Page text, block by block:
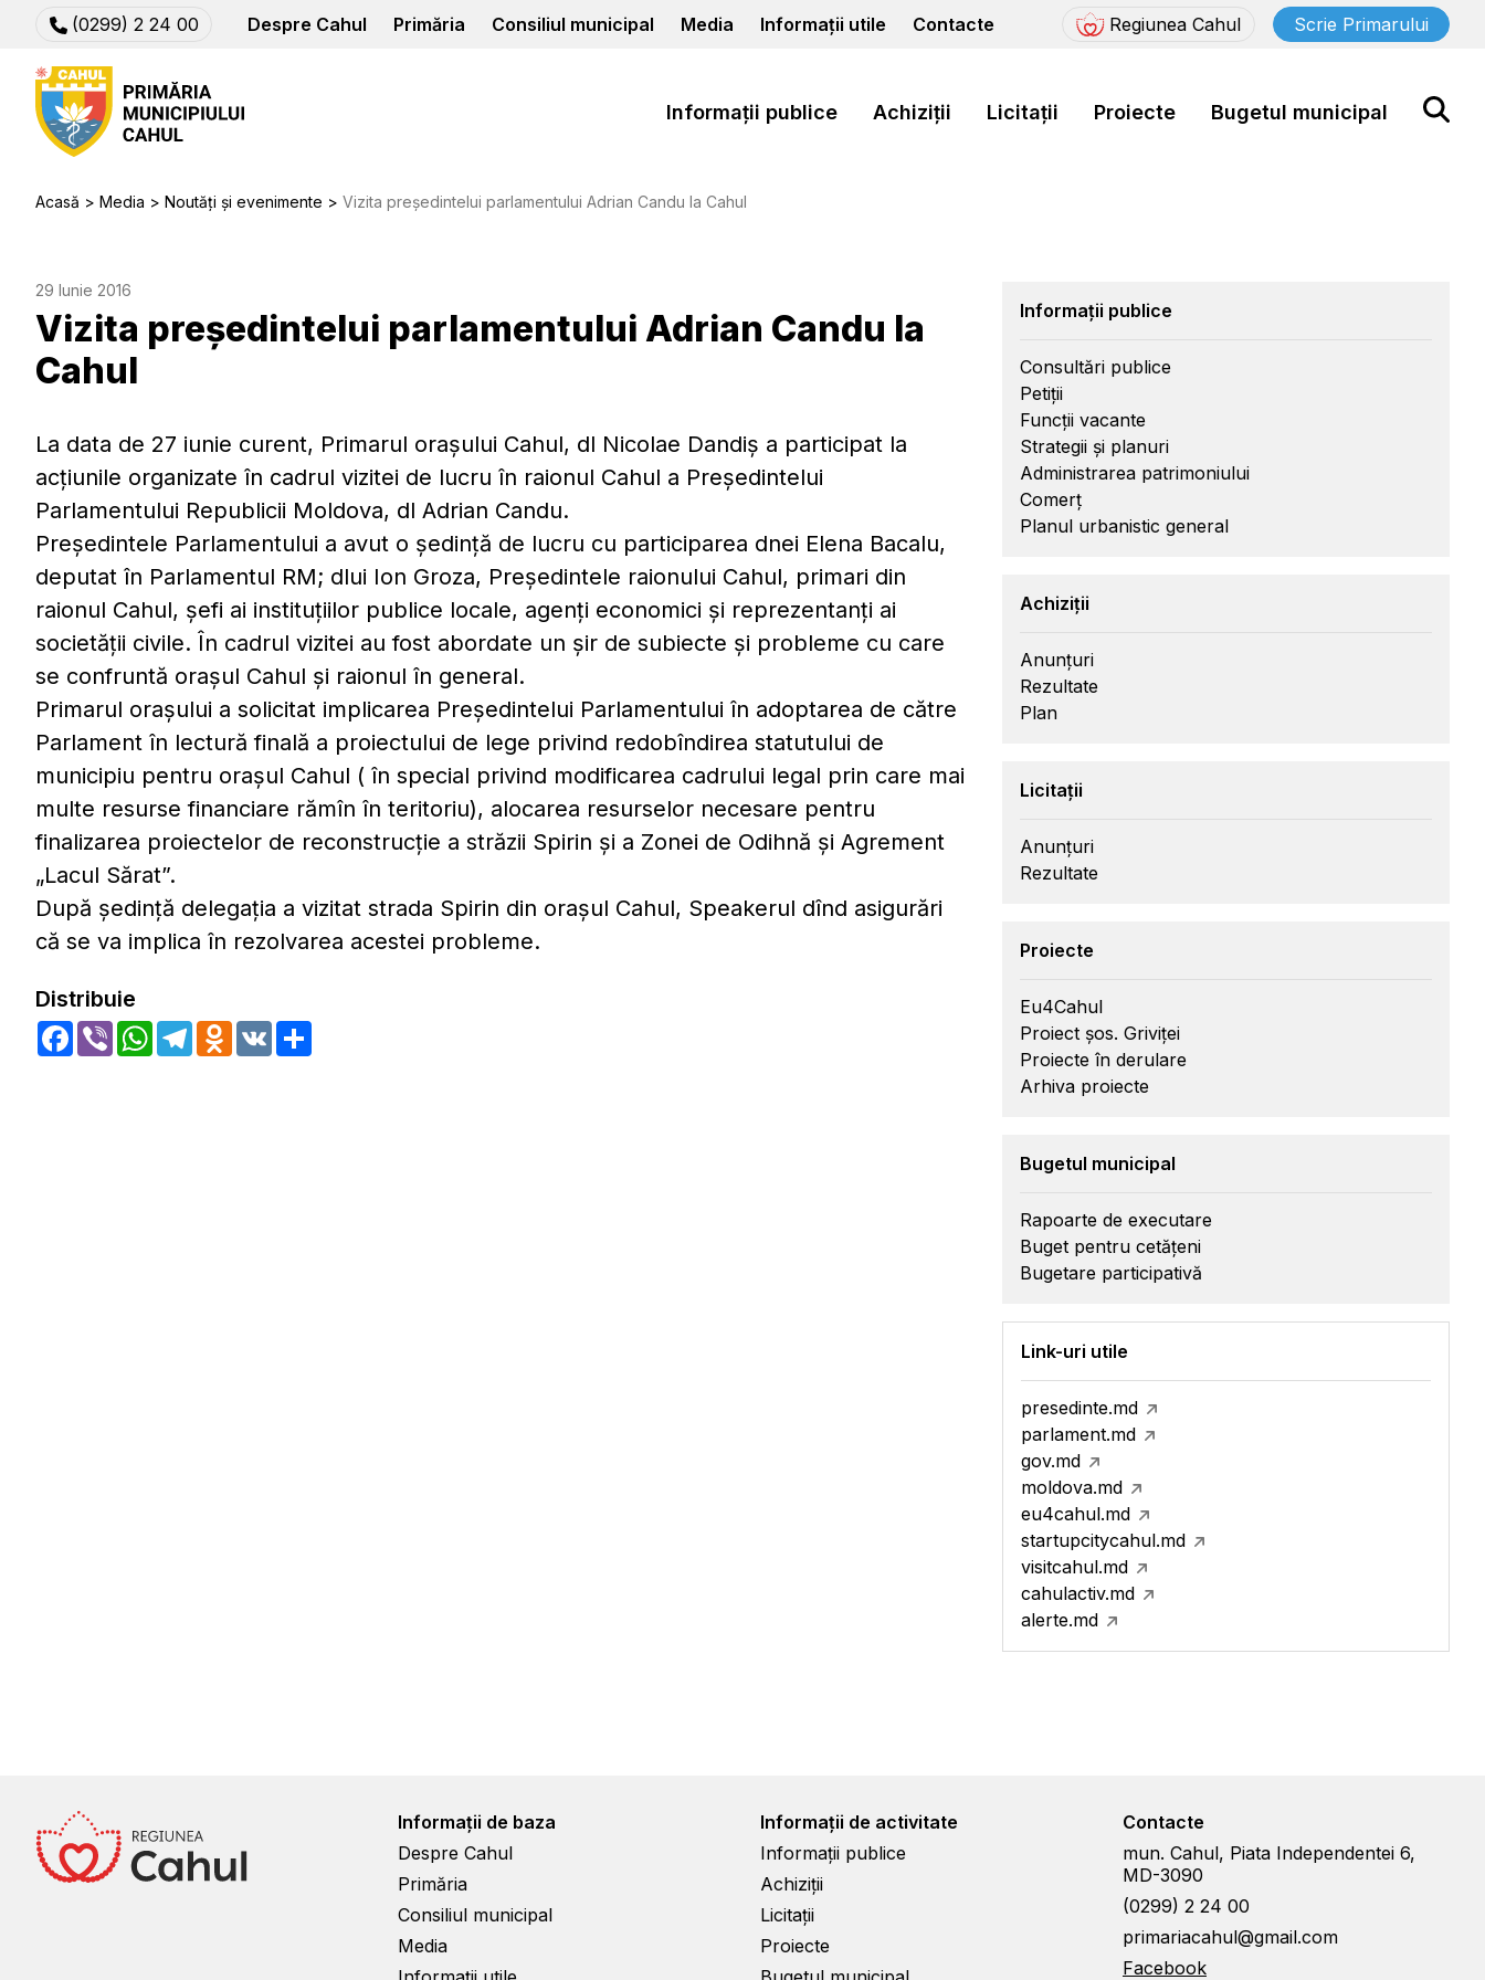
(0299) 2 24 00 Despre Cahul Primăria Consiliul municipal Media Informații utile Contacte Regiunea Cahul Scrie Primarului
Informații publice Achiziții Licitații Proiecte Bugetul municipal
Acasă Media Noutăți și evenimente Vizita președintelui parlamentului Adrian Candu la Cahul
29 Iunie 2016
Vizita președintelui parlamentului Adrian Candu la
Cahul
La data de 27 iunie curent, Primarul oraşului Cahul, dl Nicolae Dandiş a participat la
acţiunile organizate în cadrul vizitei de lucru în raionul Cahul a Preşedintelui
Parlamentului Republicii Moldova, dl Adrian Candu.
Preşedintele Parlamentului a avut o şedinţă de lucru cu participarea dnei Elena Bacalu,
deputat în Parlamentul RM; dlui Ion Groza, Preşedintele raionului Cahul, primari din
raionul Cahul, şefi ai instituţiilor publice locale, agenți economici și reprezentanți ai
societății civile. În cadrul vizitei au fost abordate un şir de subiecte şi probleme cu care
se confruntă oraşul Cahul şi raionul în general.
Primarul oraşului a solicitat implicarea Preşedintelui Parlamentului în adoptarea de către
Parlament în lectură finală a proiectului de lege privind redobîndirea statutului de
municipiu pentru oraşul Cahul ( în special privind modificarea cadrului legal prin care mai
multe resurse financiare rămîn în teritoriu), alocarea resurselor necesare pentru
finalizarea proiectelor de reconstrucţie a străzii Spirin şi a Zonei de Odihnă şi Agrement
„Lacul Sărat”.
După şedinţă delegaţia a vizitat strada Spirin din oraşul Cahul, Speakerul dînd asigurări
că se va implica în rezolvarea acestei probleme.
Distribuie
Facebook
Viber WhatsApp
TelegramOdnoklassniki
VK
Informații publice
Consultări publice
Petiții
Funcții vacante
Strategii și planuri
Administrarea patrimoniului
Comerț
Planul urbanistic general
Achiziții
Anunțuri
Rezultate
Plan
Licitații
Anunțuri
Rezultate
Proiecte
Eu4Cahul
Proiect șos. Griviței
Proiecte în derulare
Arhiva proiecte
Bugetul municipal
Rapoarte de executare
Buget pentru cetățeni
Bugetare participativă
Link-uri utile
presedinte.md
parlament.md
gov.md
moldova.md
eu4cahul.md
startupcitycahul.md
visitcahul.md
cahulactiv.md
alerte.md
Informații de baza
Despre Cahul
Primăria
Consiliul municipal
Media
Informații de activitate
Informații publice
Achiziții
Licitații
Proiecte
Contacte
mun. Cahul, Piata Independentei 6,
MD-3090
(0299) 2 24 00
primariacahul@gmail.com
Facebook